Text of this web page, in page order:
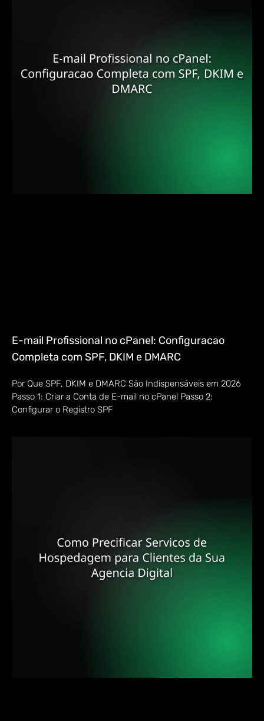
E-mail Profissional no cPanel: Configuracao
Completa com SPF, DKIM e DMARC
Por Que SPF, DKIM e DMARC São Indispensáveis em 2026
Passo 1: Criar a Conta de E-mail no cPanel Passo 2:
Configurar o Registro SPF